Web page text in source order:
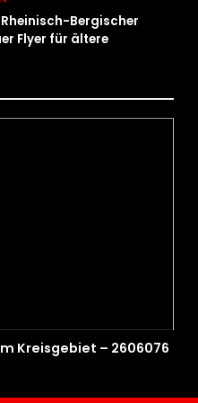
Rheinisch-Bergischer
Flyer für ältere
Kreisgebiet – 2606076